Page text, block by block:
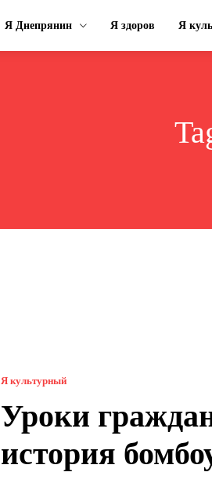
Я Днепрянин Я здоров Я
Я культурный
Уроки
история